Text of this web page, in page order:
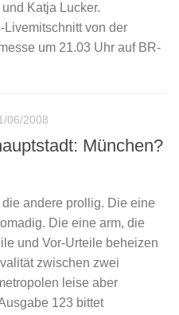
Katja ­Lucker.
Livemitschnitt von der
um 21.03 Uhr auf BR-
06/2008
München?
andere prollig. Die eine
Die eine arm, die
und Vor-Urteile beheizen
zwischen zwei
leise aber
123 bittet